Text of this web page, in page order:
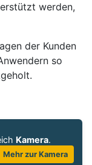
werden,
der Kunden
so
Kamera.
Mehr zur Kamera